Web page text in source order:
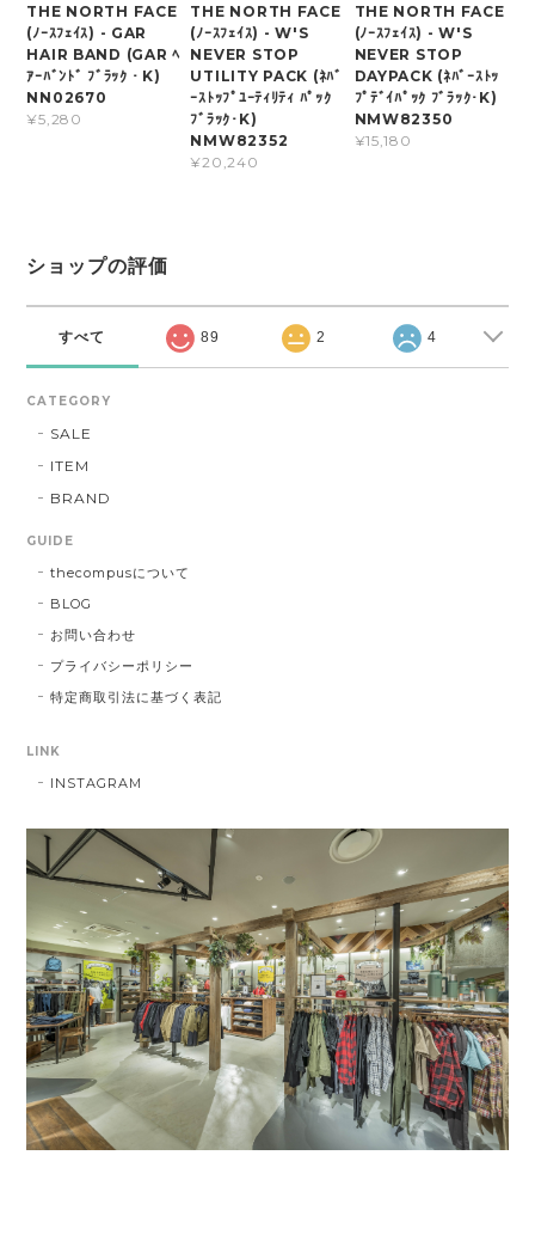
THE NORTH FACE
(ﾉｰｽﾌｪｲｽ) - GAR
HAIR BAND (GAR ﾍ
ｱｰﾊﾞﾝﾄﾞ ﾌﾞﾗｯｸ・K)
NN02670
¥5,280
THE NORTH FACE
(ﾉｰｽﾌｪｲｽ) - W'S
NEVER STOP
UTILITY PACK (ﾈﾊﾞ
ｰｽﾄｯﾌﾟﾕｰﾃｨﾘﾃｨ ﾊﾟｯｸ
ﾌﾞﾗｯｸ･K)
NMW82352
¥20,240
THE NORTH FACE
(ﾉｰｽﾌｪｲｽ) - W'S
NEVER STOP
DAYPACK (ﾈﾊﾞｰｽﾄｯ
ﾌﾟﾃﾞｲﾊﾟｯｸ ﾌﾞﾗｯｸ･K)
NMW82350
¥15,180
ショップの評価
すべて 89 2 4
CATEGORY
SALE
ITEM
BRAND
GUIDE
thecompusについて
BLOG
お問い合わせ
プライバシーポリシー
特定商取引法に基づく表記
LINK
INSTAGRAM